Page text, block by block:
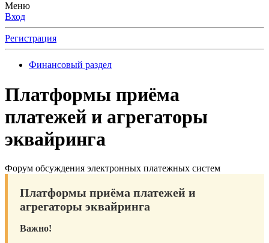
Меню
Вход
Регистрация
Финансовый раздел
Платформы приёма
платежей и агрегаторы
эквайринга
Форум обсуждения электронных платежных систем
Платформы приёма платежей и
агрегаторы эквайринга
Важно!